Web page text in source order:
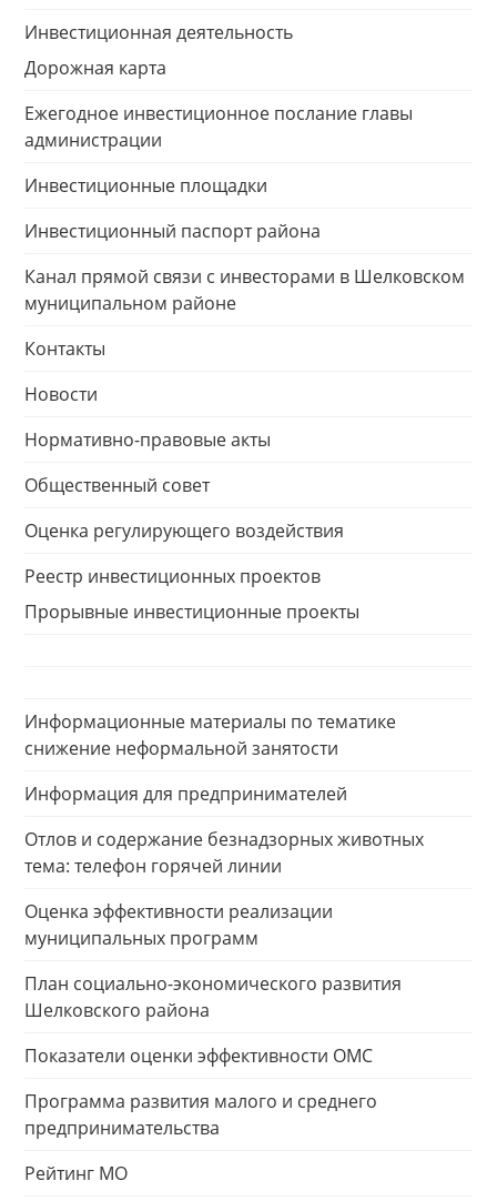
Инвестиционная деятельность
Дорожная карта
Ежегодное инвестиционное послание главы
администрации
Инвестиционные площадки
Инвестиционный паспорт района
Канал прямой связи с инвесторами в Шелковском
муниципальном районе
Контакты
Новости
Нормативно-правовые акты
Общественный совет
Оценка регулирующего воздействия
Реестр инвестиционных проектов
Прорывные инвестиционные проекты
Информационные материалы по тематике
снижение неформальной занятости
Информация для предпринимателей
Отлов и содержание безнадзорных животных
тема: телефон горячей линии
Оценка эффективности реализации
муниципальных программ
План социально-экономического развития
Шелковского района
Показатели оценки эффективности ОМС
Программа развития малого и среднего
предпринимательства
Рейтинг МО